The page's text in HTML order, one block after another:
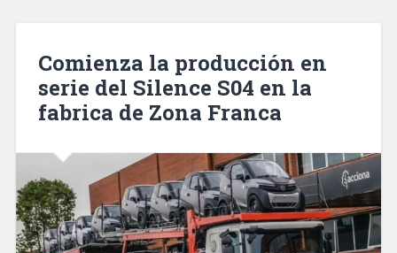
Comienza la producción en
serie del Silence S04 en la
fabrica de Zona Franca